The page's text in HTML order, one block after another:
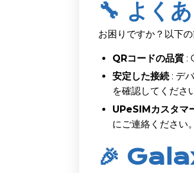
🔧 よく
お困りですか？以下
QRコードの品質 :
安定した接続 : デ
を確認してくださ
UPeSIMカスタマ
にご連絡ください。
🎉